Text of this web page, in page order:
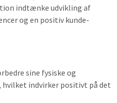
indtænke udvikling af
og en positiv kunde-
sine fysiske og
indvirker positivt på det